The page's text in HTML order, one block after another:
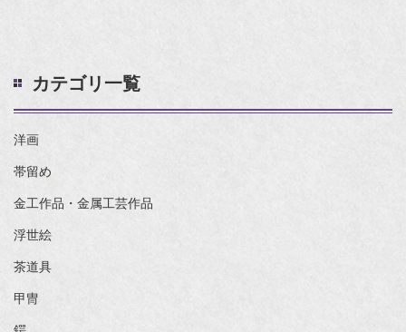
カテゴリ一覧
洋画
帯留め
金工作品・金属工芸作品
浮世絵
茶道具
甲冑